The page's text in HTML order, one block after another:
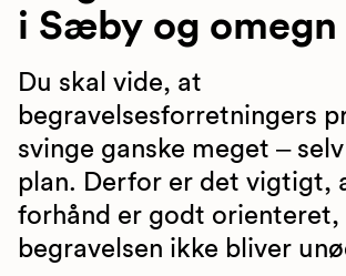
i Sæby og omegn
Du skal vide, at
begravelsesforretningers
svinge ganske meget –
plan. Derfor er det vigtigt,
forhånd er godt orienteret,
begravelsen ikke bliver